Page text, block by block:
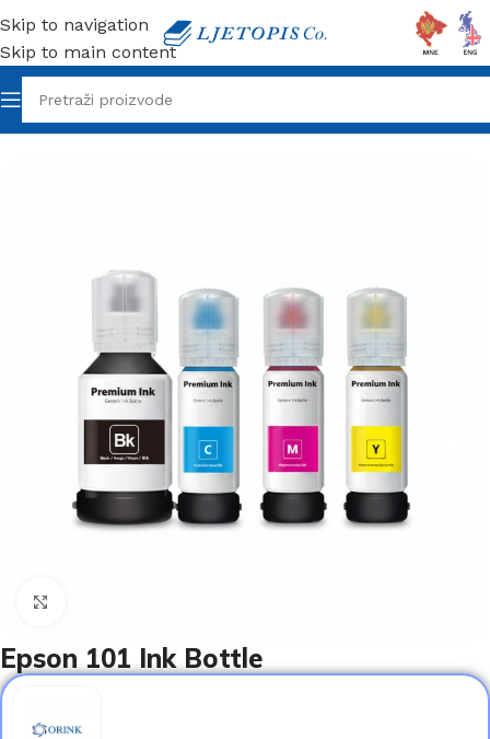
Skip to navigation
Skip to main content
Početna/ Orink toneri
Epson 101 Ink Bottle